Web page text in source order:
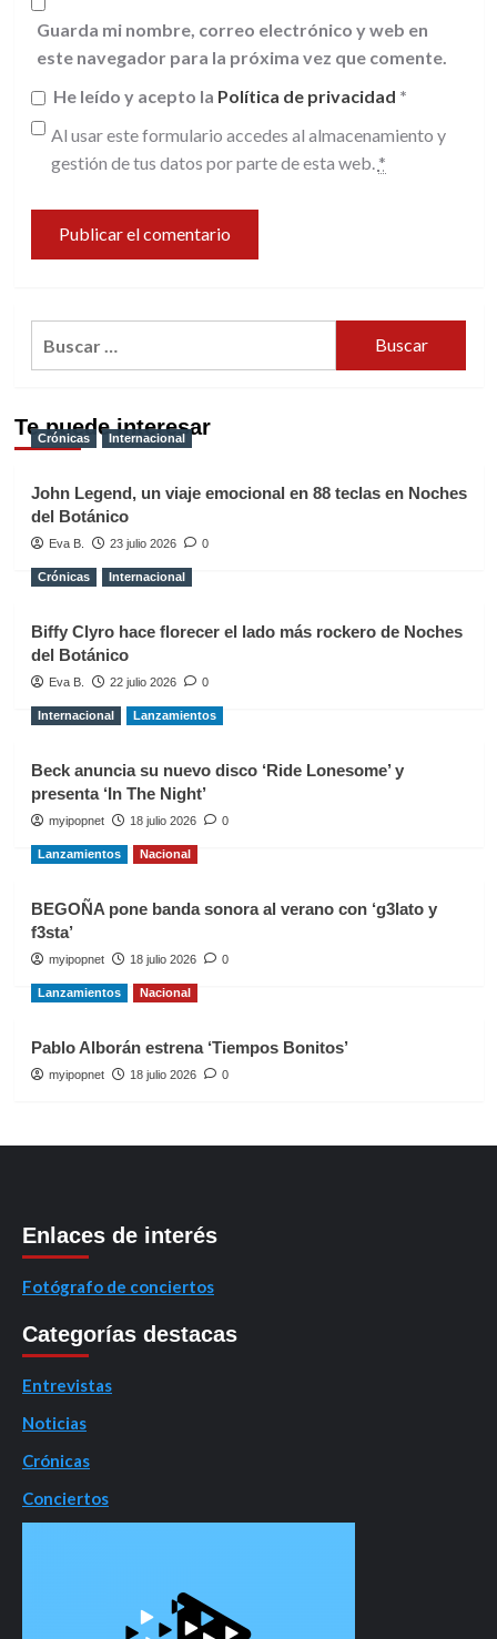
Guarda mi nombre, correo electrónico y web en
este navegador para la próxima vez que comente.
He leído y acepto la Política de privacidad *
Al usar este formulario accedes al almacenamiento y
gestión de tus datos por parte de esta web. *
Te puede interesar
Crónicas Internacional
John Legend, un viaje emocional en 88 teclas en Noches
del Botánico
Eva B. 23 julio 2026 0
Crónicas Internacional
Biffy Clyro hace florecer el lado más rockero de Noches
del Botánico
Eva B. 22 julio 2026 0
Internacional Lanzamientos
Beck anuncia su nuevo disco ‘Ride Lonesome’ y
presenta ‘In The Night’
myipopnet 18 julio 2026 0
Lanzamientos Nacional
BEGOÑA pone banda sonora al verano con ‘g3lato y
f3sta’
myipopnet 18 julio 2026 0
Lanzamientos Nacional
Pablo Alborán estrena ‘Tiempos Bonitos’
myipopnet 18 julio 2026 0
Enlaces de interés
Fotógrafo de conciertos
Categorías destacas
Entrevistas
Noticias
Crónicas
Conciertos